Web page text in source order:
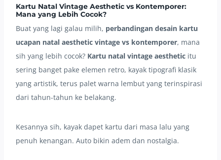
Kartu Natal Vintage Aesthetic vs Kontemporer:
Mana yang Lebih Cocok?
Buat yang lagi galau milih, perbandingan desain kartu
ucapan natal aesthetic vintage vs kontemporer, mana
sih yang lebih cocok? Kartu natal vintage aesthetic itu
sering banget pake elemen retro, kayak tipografi klasik
yang artistik, terus palet warna lembut yang terinspirasi
dari tahun-tahun ke belakang.
Kesannya sih, kayak dapet kartu dari masa lalu yang
penuh kenangan. Auto bikin adem dan nostalgia.